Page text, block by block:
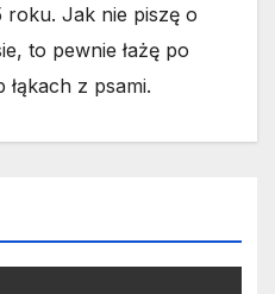
roku. Jak nie piszę o
to pewnie łażę po
łąkach z psami.